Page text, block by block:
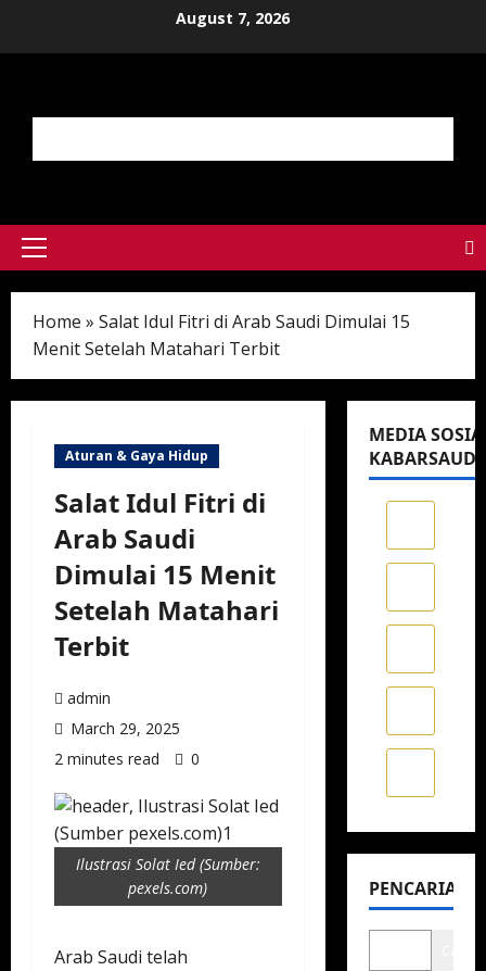
August 7, 2026
Primary
Home » Salat Idul Fitri di Arab Saudi Dimulai 15
Menit Setelah Matahari Terbit
Aturan & Gaya Hidup
Salat Idul Fitri di
Arab Saudi
Dimulai 15 Menit
Setelah Matahari
Terbit
admin
March 29, 2025
2 minutes read
0
Ilustrasi Solat Ied (Sumber:
pexels.com)
Arab Saudi telah
MEDIA
PENCARIAN